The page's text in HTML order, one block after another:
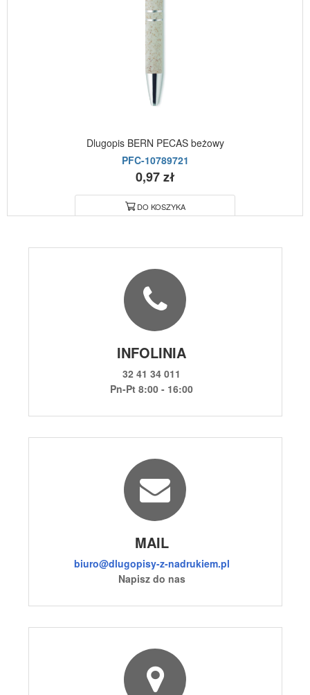
Dlugopis BERN PECAS beżowy
PFC-10789721
0,97 zł
DO KOSZYKA
INFOLINIA
32 41 34 011
Pn-Pt 8:00 - 16:00
MAIL
biuro@dlugopisy-z-nadrukiem.pl
Napisz do nas